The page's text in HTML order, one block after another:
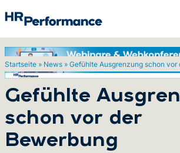
Startseite » News » Gefühlte Ausgrenzung schon vor
Gefühlte
schon vor der
Bewerbung